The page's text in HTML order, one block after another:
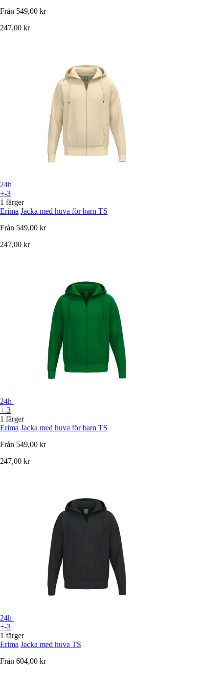
Från 549,00 kr
247,00 kr
24h
+-3
1 färger
Erima Jacka med huva för barn TS
Från 549,00 kr
247,00 kr
24h
+-3
1 färger
Erima Jacka med huva för barn TS
Från 549,00 kr
247,00 kr
24h
+-3
1 färger
Erima Jacka med huva TS
Från 604,00 kr